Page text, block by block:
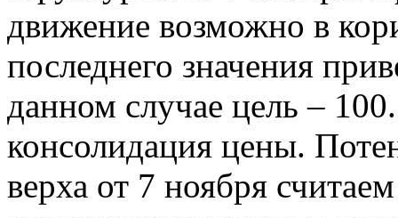
движение возможно в
последнего значения
данном случае цель –
консолидация цены.
верха от 7 ноября